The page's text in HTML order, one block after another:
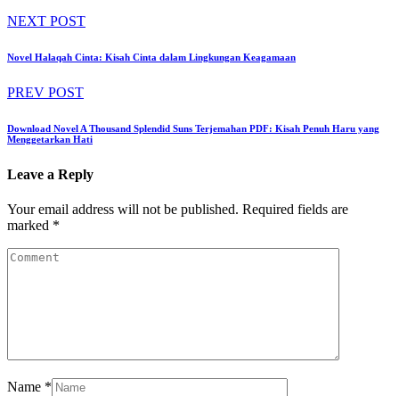
NEXT POST
Novel Halaqah Cinta: Kisah Cinta dalam Lingkungan Keagamaan
PREV POST
Download Novel A Thousand Splendid Suns Terjemahan PDF: Kisah Penuh Haru yang
Menggetarkan Hati
Leave a Reply
Your email address will not be published. Required fields are
marked *
Name *